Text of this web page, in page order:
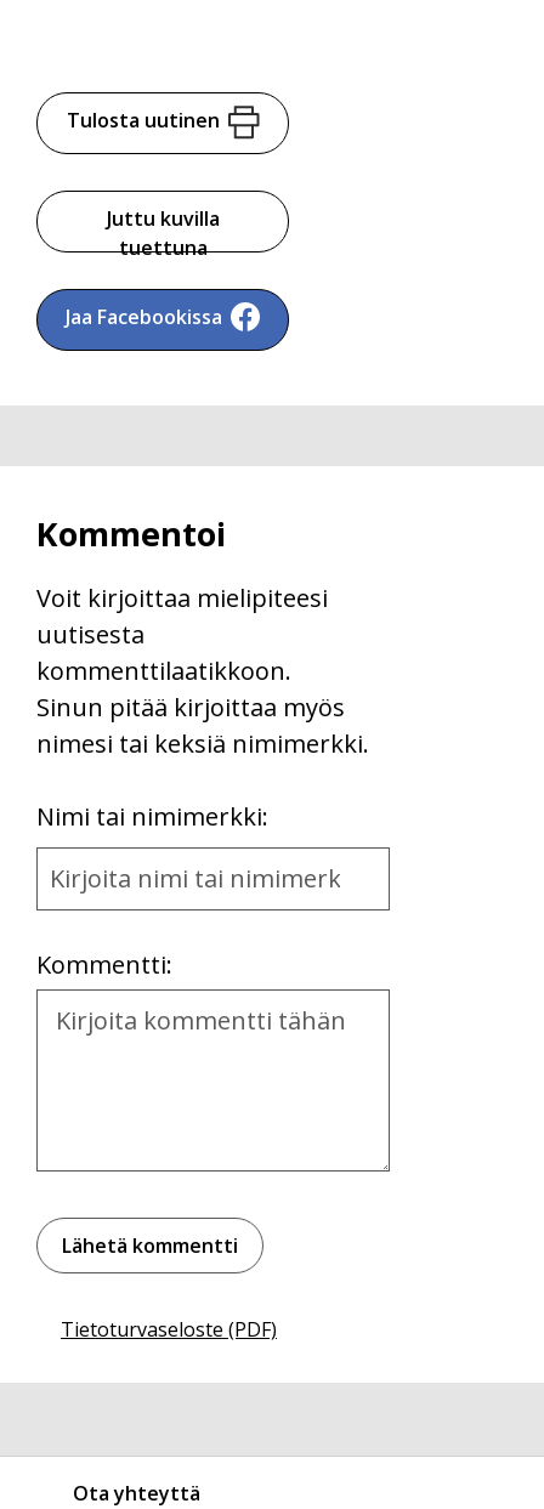
Tulosta uutinen
Juttu kuvilla
tuettuna
Jaa Facebookissa
Kommentoi
Voit kirjoittaa mielipiteesi
uutisesta
kommenttilaatikkoon.
Sinun pitää kirjoittaa myös
nimesi tai keksiä nimimerkki.
Nimi tai nimimerkki:
Name
and
Kommentti:
Kommentti
Tietoturvaseloste (PDF)
Ota yhteyttä